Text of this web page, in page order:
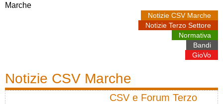
Marche
Notizie CSV Marche
Notizie Terzo Settore
Normativa
Bandi
GioVo
Notizie CSV Marche
CSV e Forum Terzo